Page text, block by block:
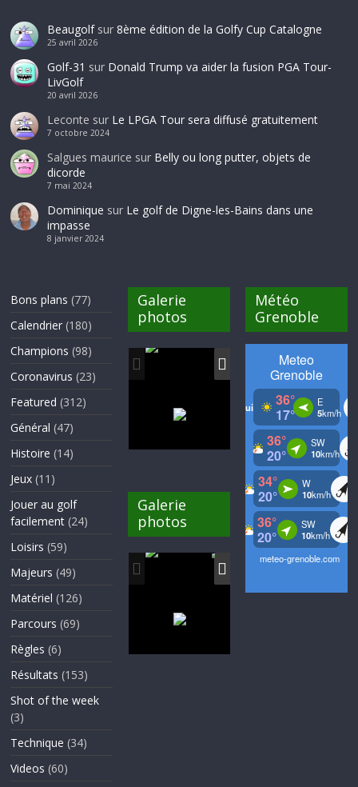
Beaugolfsur 8ème édition de la Golfy Cup Catalogne
25 avril 2026
Golf-31 sur Donald Trump va aider la fusion PGA Tour-
LivGolf
20 avril 2026
Leconte sur Le LPGA Tour sera diffusé gratuitement
7 octobre 2024
Salgues maurice sur Belly ou long putter, objets de
dicorde
7 mai 2024
Dominique sur Le golf de Digne-les-Bains dans une
impasse
8 janvier 2024
Bons plans (77)
Calendrier (180)
Champions (98)
Coronavirus (23)
Featured (312)
Général (47)
Histoire (14)
Jeux (11)
Jouer au golf
facilement (24)
Loisirs (59)
Majeurs (49)
Matériel (126)
Parcours (69)
Règles (6)
Résultats (153)
Shot of the week
(3)
Technique (34)
Videos (60)
Galerie
photos
Galerie
photos
Météo
Grenoble